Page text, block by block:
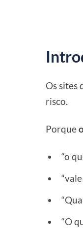
Os sites
risco.
Porque
“o
“O